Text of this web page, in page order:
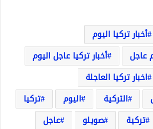
أخبار تركيا اليوم
عاجل
أخبار تركيا عاجل اليوم
اخبار تركيا العاجلة
التركية اليوم
تركيا
تركية صويلو
عاجل